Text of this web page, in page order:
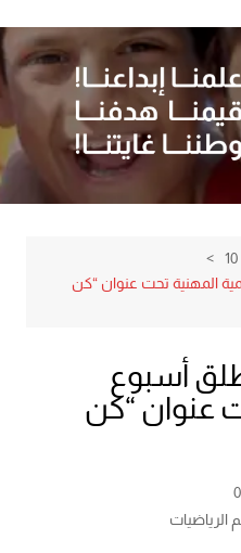
10
المهنية تحت عنوان “كن
أسبوع
عنوان “كن
0
الرياضيات